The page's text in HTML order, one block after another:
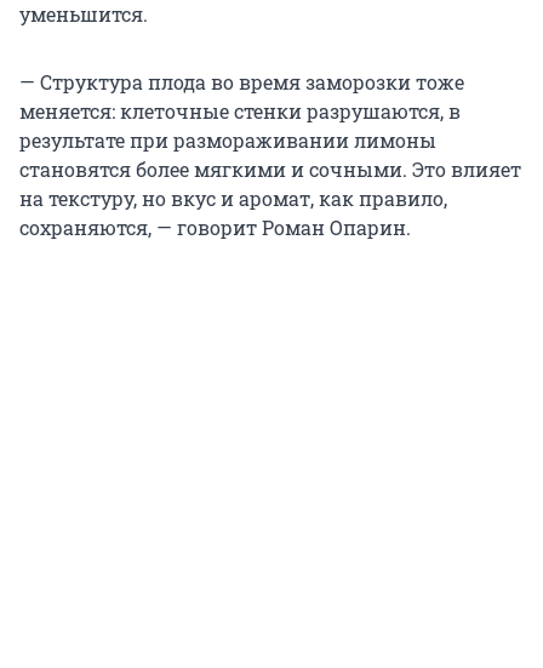
уменьшится.
— Структура плода во время заморозки тоже
меняется: клеточные стенки разрушаются, в
результате при размораживании лимоны
становятся более мягкими и сочными. Это влияет
на текстуру, но вкус и аромат, как правило,
сохраняются, — говорит Роман Опарин.